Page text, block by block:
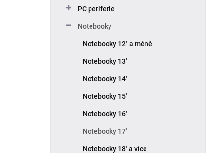
PC periferie
Notebooky
Notebooky 12" a méně
Notebooky 13"
Notebooky 14"
Notebooky 15''
Notebooky 16"
Notebooky 17"
Notebooky 18'' a více